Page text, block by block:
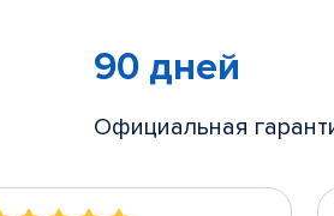
90 дней
Официальная